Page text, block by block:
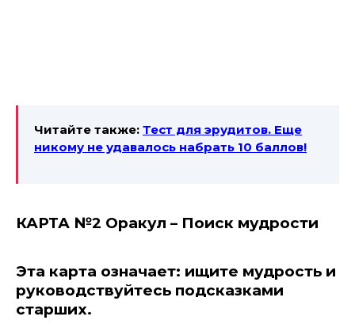
Читайте также: Тест для эрудитов. Еще
никому не удавалось набрать 10 баллов!
КАРТА №2 Оракул – Поиск мудрости
Эта карта означает: ищите мудрость и
руководствуйтесь подсказками
старших.